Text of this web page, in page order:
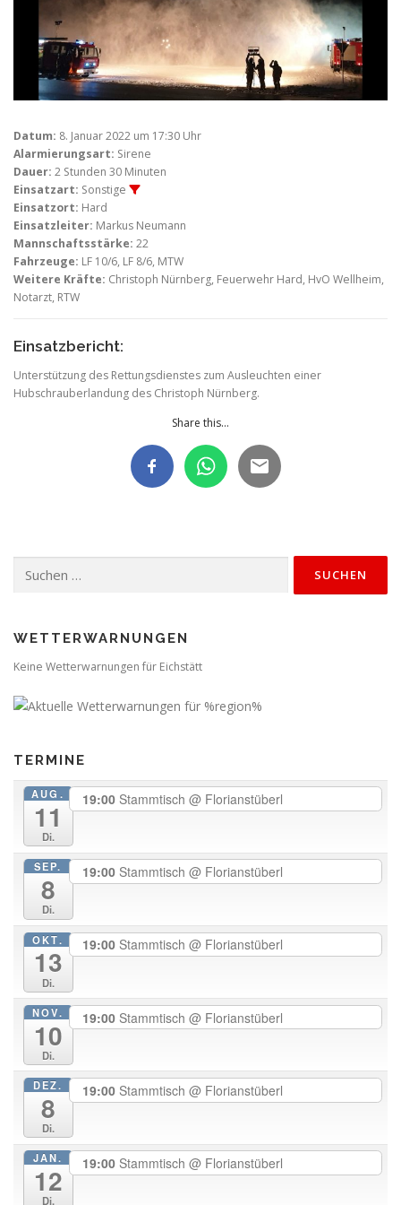
Datum: 8. Januar 2022 um 17:30 Uhr
Alarmierungsart: Sirene
Dauer: 2 Stunden 30 Minuten
Einsatzart: Sonstige
Einsatzort: Hard
Einsatzleiter: Markus Neumann
Mannschaftsstärke: 22
Fahrzeuge: LF 10/6, LF 8/6, MTW
Weitere Kräfte: Christoph Nürnberg, Feuerwehr Hard, HvO Wellheim,
Notarzt, RTW
Einsatzbericht:
Unterstützung des Rettungsdienstes zum Ausleuchten einer
Hubschrauberlandung des Christoph Nürnberg.
Share this...
nach:
WETTERWARNUNGEN
Keine Wetterwarnungen für Eichstätt
TERMINE
AUG.
11
Di.
19:00 Stammtisch @ Florianstüberl
SEP.
8
Di.
19:00 Stammtisch @ Florianstüberl
OKT.
13
Di.
19:00 Stammtisch @ Florianstüberl
NOV.
10
Di.
19:00 Stammtisch @ Florianstüberl
DEZ.
8
Di.
19:00 Stammtisch @ Florianstüberl
JAN.
12
Di.
19:00 Stammtisch @ Florianstüberl